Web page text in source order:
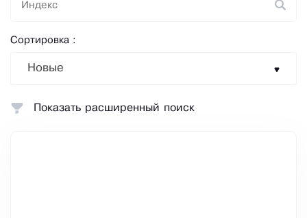
Сортировка :
Новые
Показать расширенный поиск